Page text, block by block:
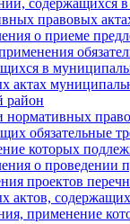
содержащихся
правовых
о приеме
в
актах
район
нормативных
обязательные
которых
о проведении
проектов
актов,
применение